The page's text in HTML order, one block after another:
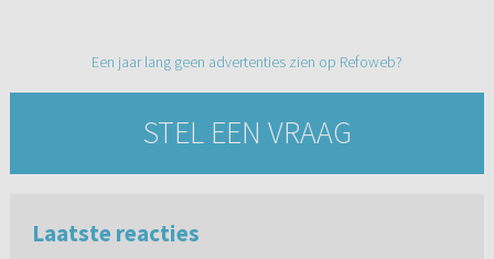
Een jaar lang geen advertenties zien op Refoweb?
STEL EEN VRAAG
Laatste reacties